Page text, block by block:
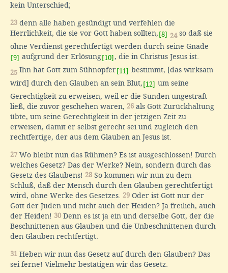
kein Unterschied;
23 denn alle haben gesündigt und verfehlen die
Herrlichkeit, die sie vor Gott haben sollten, [8] 24 so daß sie
ohne Verdienst gerechtfertigt werden durch seine Gnade
[9] aufgrund der Erlösung [10] , die in Christus Jesus ist.
25 Ihn hat Gott zum Sühnopfer [11] bestimmt, [das wirksam
wird] durch den Glauben an sein Blut, [12] um seine
Gerechtigkeit zu erweisen, weil er die Sünden ungestraft
ließ, die zuvor geschehen waren, 26 als Gott Zurückhaltung
übte, um seine Gerechtigkeit in der jetzigen Zeit zu
erweisen, damit er selbst gerecht sei und zugleich den
rechtfertige, der aus dem Glauben an Jesus ist.
27 Wo bleibt nun das Rühmen? Es ist ausgeschlossen! Durch
welches Gesetz? Das der Werke? Nein, sondern durch das
Gesetz des Glaubens! 28 So kommen wir nun zu dem
Schluß, daß der Mensch durch den Glauben gerechtfertigt
wird, ohne Werke des Gesetzes. 29 Oder ist Gott nur der
Gott der Juden und nicht auch der Heiden? Ja freilich, auch
der Heiden! 30 Denn es ist ja ein und derselbe Gott, der die
Beschnittenen aus Glauben und die Unbeschnittenen durch
den Glauben rechtfertigt.
31 Heben wir nun das Gesetz auf durch den Glauben? Das
sei ferne! Vielmehr bestätigen wir das Gesetz.